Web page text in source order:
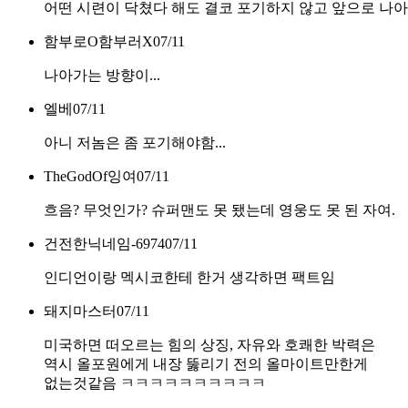
어떤 시련이 닥쳤다 해도 결코 포기하지 않고 앞으로 나
함부로O함부러X07/11
나아가는 방향이...
엘베 07/11
아니 저놈은 좀 포기해야함...
TheGodOf잉여07/11
흐음? 무엇인가? 슈퍼맨도 못 됐는데 영웅도 못 된 자여.
건전한닉네임-697407/11
인디언이랑 멕시코한테 한거 생각하면 팩트임
돼지마스터07/11
미국하면 떠오르는 힘의 상징, 자유와 호쾌한 박력은
역시 올포원에게 내장 뚫리기 전의 올마이트만한게
없는것같음 ㅋㅋㅋㅋㅋㅋㅋㅋㅋㅋ